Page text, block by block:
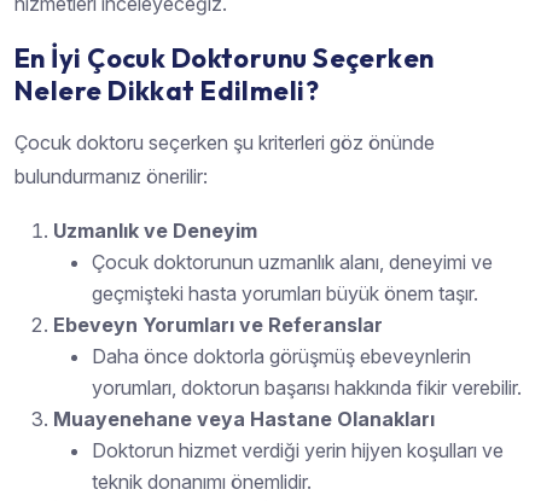
En İyi Çocuk Doktorunu Seçerken
Nelere Dikkat Edilmeli?
Çocuk doktoru seçerken şu kriterleri göz önünde
bulundurmanız önerilir:
Uzmanlık ve Deneyim
Çocuk doktorunun uzmanlık alanı, deneyimi ve
geçmişteki hasta yorumları büyük önem taşır.
Ebeveyn Yorumları ve Referanslar
Daha önce doktorla görüşmüş ebeveynlerin
yorumları, doktorun başarısı hakkında fikir verebilir.
Muayenehane veya Hastane Olanakları
Doktorun hizmet verdiği yerin hijyen koşulları ve
teknik donanımı önemlidir.